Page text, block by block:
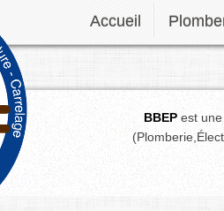
Accueil
BBEP est